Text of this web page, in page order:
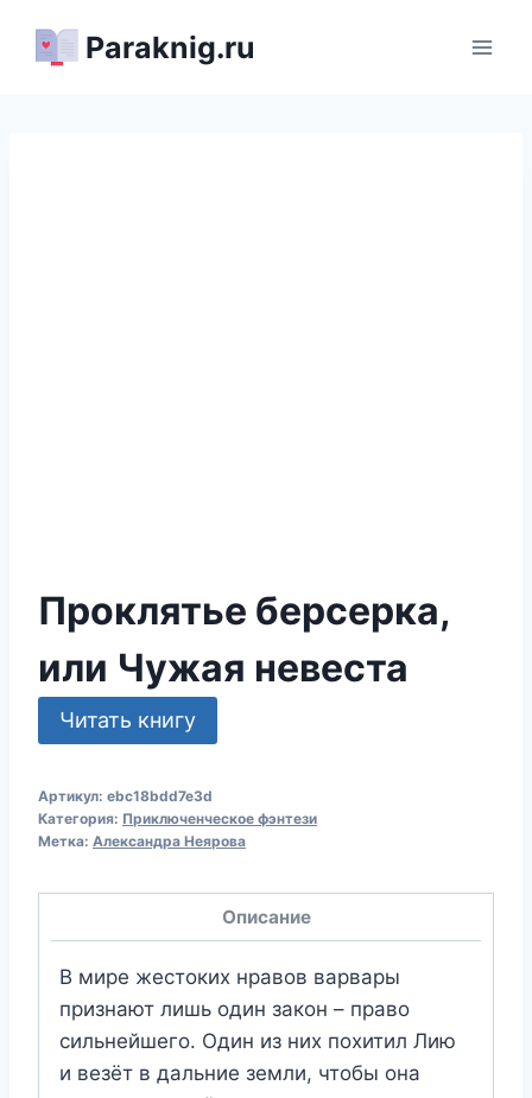
Paraknig.ru
Проклятье берсерка,
или Чужая невеста
Читать книгу
Артикул: ebc18bdd7e3d
Категория: Приключенческое фэнтези
Метка: Александра Неярова
Описание
В мире жестоких нравов варвары
признают лишь один закон – право
сильнейшего. Один из них похитил Лию
и везёт в дальние земли, чтобы она